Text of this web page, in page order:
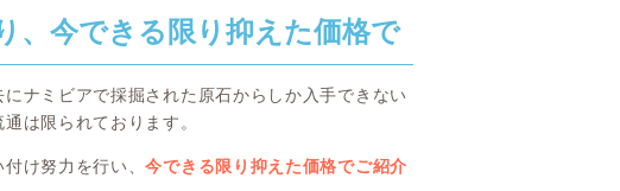
、今できる限り抑えた価格で
にナミビアで採掘された原石からしか入手できない
は限られております。
付け努力を行い、今できる限り抑えた価格でご紹介